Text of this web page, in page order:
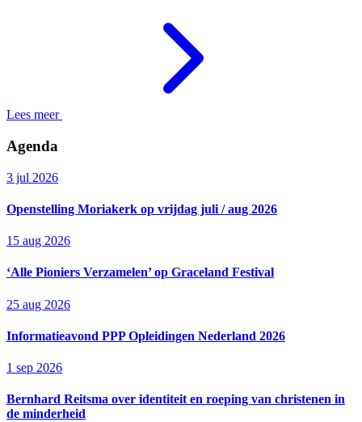
Lees meer
Agenda
3 jul 2026
Openstelling Moriakerk op vrijdag juli / aug 2026
15 aug 2026
‘Alle Pioniers Verzamelen’ op Graceland Festival
25 aug 2026
Informatieavond PPP Opleidingen Nederland 2026
1 sep 2026
Bernhard Reitsma over identiteit en roeping van christenen in
de minderheid